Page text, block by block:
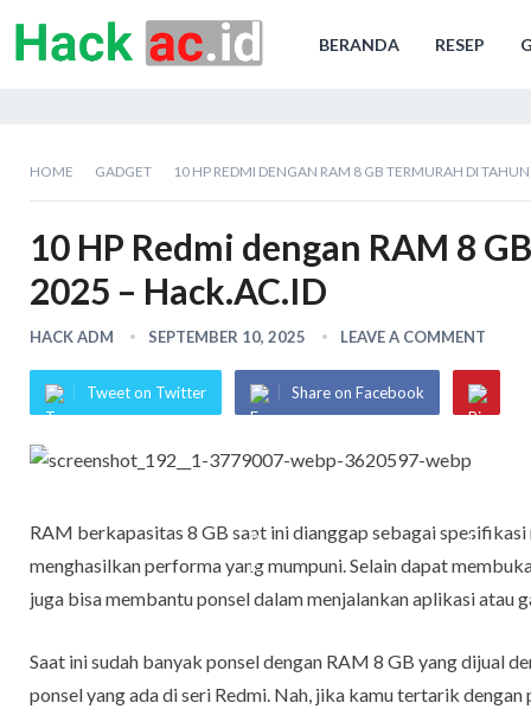
BERANDA RESEP
HOME GADGET 10 HP REDMI DENGAN RAM 8 GB TERMURAH DI
10 HP Redmi dengan RAM 8
2025 – Hack.AC.ID
HACK ADM SEPTEMBER 10, 2025 LEAVE A COMMENT
Tweet on Twitter Share on Facebook
RAM berkapasitas 8 GB saat ini dianggap sebagai
menghasilkan performa yang mumpuni. Selain dapat
juga bisa membantu ponsel dalam menjalankan aplikasi atau
Saat ini sudah banyak ponsel dengan RAM 8 GB yang dijual
ponsel yang ada di seri Redmi. Nah, jika kamu tertarik